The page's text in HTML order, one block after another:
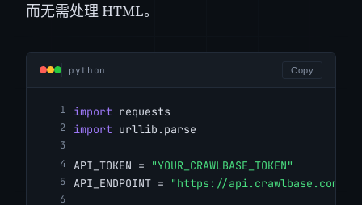
而无需处理 HTML。
python Copy
import requests
import urllib.parse
API_TOKEN =
"YOUR_CRAWLBASE_TOKEN"
API_ENDPOINT =
"https://api.crawlbase.com/"